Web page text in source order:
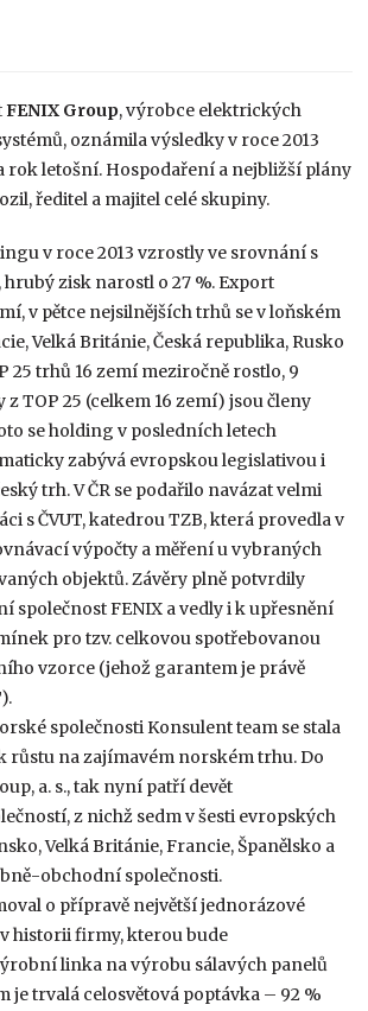
FENIX Group, výrobce elektrických
oznámila výsledky v roce 2013
rok letošní. Hospodaření a nejbližší plány
ředitel a majitel celé skupiny.
v roce 2013 vzrostly ve srovnání s
hrubý zisk narostl o 27 %. Export
v pětce nejsilnějších trhů se v loňském
Velká Británie, Česká republika, Rusko
25 trhů 16 zemí meziročně rostlo, 9
z TOP 25 (celkem 16 zemí) jsou členy
se holding v posledních letech
zabývá evropskou legislativou i
trh. V ČR se podařilo navázat velmi
s ČVUT, katedrou TZB, která provedla v
výpočty a měření u vybraných
objektů. Závěry plně potvrdily
společnost FENIX a vedly i k upřesnění
pro tzv. celkovou spotřebovanou
vzorce (jehož garantem je právě
společnosti Konsulent team se stala
růstu na zajímavém norském trhu. Do
a. s., tak nyní patří devět
z nichž sedm v šesti evropských
Velká Británie, Francie, Španělsko a
obchodní společnosti.
o přípravě největší jednorázové
historii firmy, kterou bude
linka na výrobu sálavých panelů
je trvalá celosvětová poptávka – 92 %